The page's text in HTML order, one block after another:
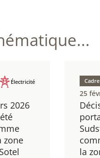
2026
zone
Électricité
la
25